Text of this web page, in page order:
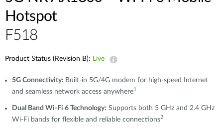
mydlink
Accessories
Σημεία Πώλησης
Blog
Υποστήριξη
Hotspot
F518
Product Status (Revision B): Live
5G Connectivity: Built-in 5G/4G modem for high-speed Internet
and seamless network access anywhere1
Dual Band Wi-Fi 6 Technology: Supports both 5 GHz and 2.4 GHz
Wi-Fi bands for flexible and reliable connections2